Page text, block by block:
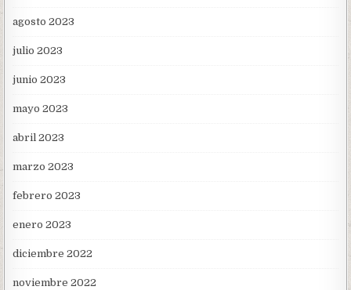
agosto 2023
julio 2023
junio 2023
mayo 2023
abril 2023
marzo 2023
febrero 2023
enero 2023
diciembre 2022
noviembre 2022